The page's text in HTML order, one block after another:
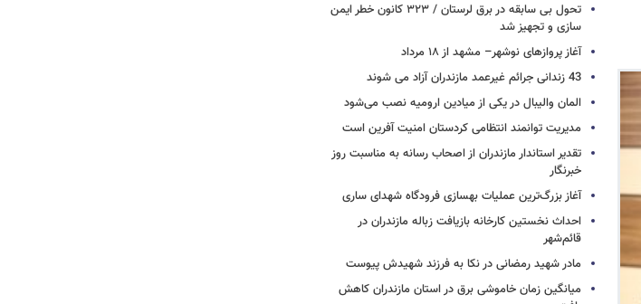
تحول بی سابقه در برق لرستان / ۳۲۳ کانون خطر ایمن
سازی و تجهیز شد
آغاز پروازهای نوشهر– مشهد از ۱۸ مرداد
43 زندانی جرائم غیرعمد مازندران آزاد می شوند
المان والیبال در یکی از میادین ارومیه نصب می‌شود
مدیریت توانمند انتظامی کردستان امنیت آفرین است
تقدیر استاندار مازندران از اصحاب رسانه به مناسبت روز
خبرنگار
آغاز بزرگ‌ترین عملیات بهسازی فرودگاه شهدای ساری
احداث نخستین کارخانه بازیافت زباله مازندران در
قائم‌شهر
مادر شهید رمضانی در نکا به فرزند شهیدش پیوست
میانگین زمان خاموشی برق در استان مازندران کاهش